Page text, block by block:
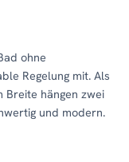
ohne
Regelung mit. Als
Breite hängen zwei
und modern.